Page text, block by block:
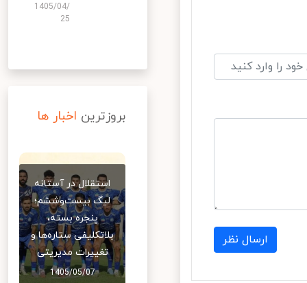
ارسال نظر
1405/04/
25
بروزترین اخبار ها
استقلال در آستانه
لیگ بیست‌وششم؛
پنجره بسته،
بلاتکلیفی ستاره‌ها و
تغییرات مدیریتی
1405/05/07